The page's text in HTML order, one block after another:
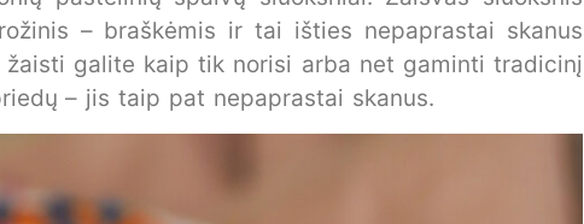
– braškėmis ir tai išties nepaprastai skanus
galite kaip tik norisi arba net gaminti tradicinį
– jis taip pat nepaprastai skanus.